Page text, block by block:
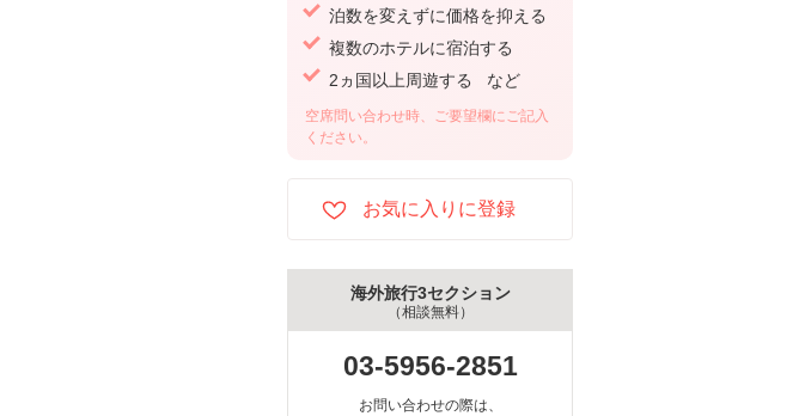
泊数を変えずに価格を抑える
複数のホテルに宿泊する
2ヵ国以上周遊する など
空席問い合わせ時、ご要望欄にご記入
ください。
海外旅行3セクション
（相談無料）
03-5956-2851
お問い合わせの際は、